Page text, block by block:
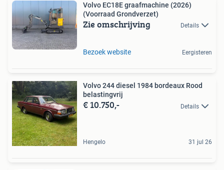
Volvo EC18E graafmachine (2026)
(Voorraad Grondverzet)
Zie omschrijving Details
Bezoek website Eergisteren
Volvo 244 diesel 1984 bordeaux Rood
belastingvrij
€ 10.750,- Details
Hengelo 31 jul 26